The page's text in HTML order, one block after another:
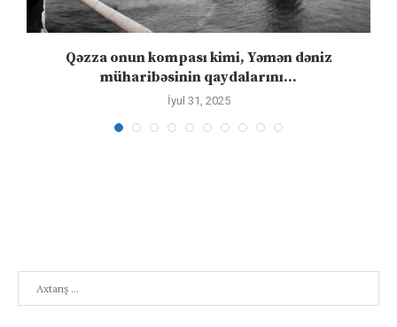
Qəzza onun kompası kimi, Yəmən dəniz
müharibəsinin qaydalarını...
İyul 31, 2025